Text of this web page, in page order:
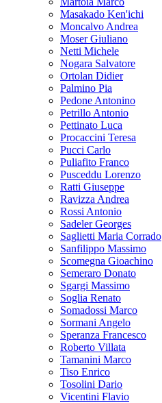
Masakado Ken'ichi
Moncalvo Andrea
Moser Giuliano
Netti Michele
Nogara Salvatore
Ortolan Didier
Palmino Pia
Pedone Antonino
Petrillo Antonio
Pettinato Luca
Procaccini Teresa
Pucci Carlo
Puliafito Franco
Pusceddu Lorenzo
Ratti Giuseppe
Ravizza Andrea
Rossi Antonio
Sadeler Georges
Saglietti Maria Corrado
Sanfilippo Massimo
Scomegna Gioachino
Semeraro Donato
Sgargi Massimo
Soglia Renato
Somadossi Marco
Sormani Angelo
Speranza Francesco
Roberto Villata
Tamanini Marco
Tiso Enrico
Tosolini Dario
Vicentini Flavio